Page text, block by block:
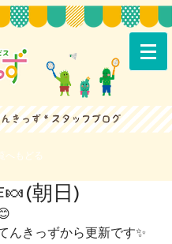
へもどる
朝日)
んきっずから更新です✨